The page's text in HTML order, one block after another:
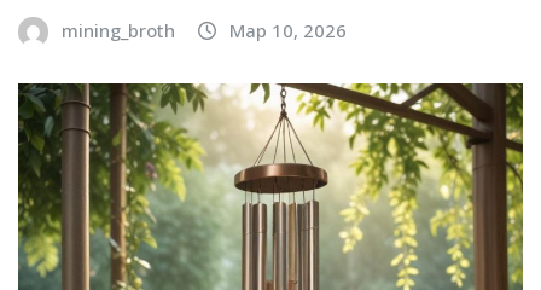
mining_broth Мар 10, 2026